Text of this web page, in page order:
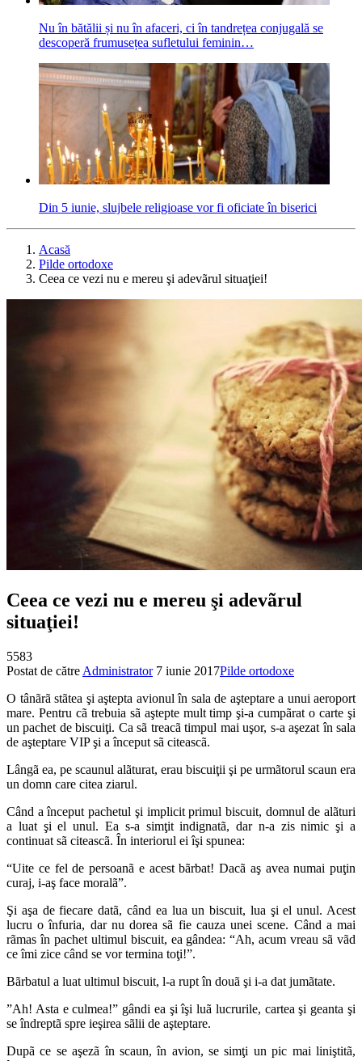
Nu în bătălii și nu în afaceri, ci în tandrețea conjugală se
descoperă frumusețea sufletului feminin…
Din 5 iunie, slujbele religioase vor fi oficiate în biserici
Acasă
Pilde ortodoxe
Ceea ce vezi nu e mereu şi adevãrul situaţiei!
Ceea ce vezi nu e mereu şi adevãrul
situaţiei!
5583
Postat de către Administrator 7 iunie 2017Pilde ortodoxe
O tânãrã stãtea şi aştepta avionul în sala de aşteptare a unui aeroport
mare. Pentru cã trebuia sã aştepte mult timp şi-a cumpãrat o carte şi
un pachet de biscuiţi. Ca sã treacã timpul mai uşor, s-a aşezat în sala
de aşteptare VIP şi a început sã citeascã.
Lângã ea, pe scaunul alãturat, erau biscuiţii şi pe urmãtorul scaun era
un domn care citea ziarul.
Când a început pachetul şi implicit primul biscuit, domnul de alãturi
a luat şi el unul. Ea s-a simţit indignatã, dar n-a zis nimic şi a
continuat sã citeascã. În interiorul ei îşi spunea:
“Uite ce fel de persoanã e acest bãrbat! Dacã aş avea numai puţin
curaj, i-aş face moralã”.
Şi aşa de fiecare datã, când ea lua un biscuit, lua şi el unul. Acest
lucru o înfuria, dar nu dorea sã fie cauza unei scene. Când a mai
rãmas în pachet ultimul biscuit, ea gândea: “Ah, acum vreau sã vãd
ce îmi zice când se vor termina toţi!”.
Bãrbatul a luat ultimul biscuit, l-a rupt în douã şi i-a dat jumãtate.
”Ah! Asta e culmea!” gândi ea şi îşi luã lucrurile, cartea şi geanta şi
se îndreptã spre ieşirea sãlii de aşteptare.
Dupã ce se aşezã în scaun, în avion, se simţi un pic mai liniştitã,